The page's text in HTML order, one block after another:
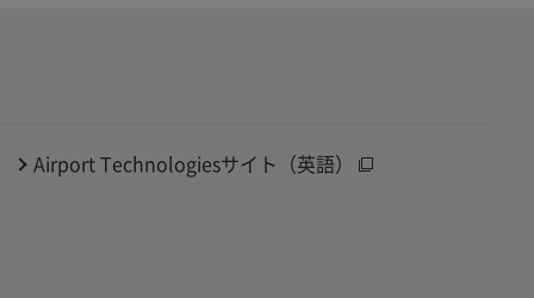
Airport Technologiesサイト（英語）